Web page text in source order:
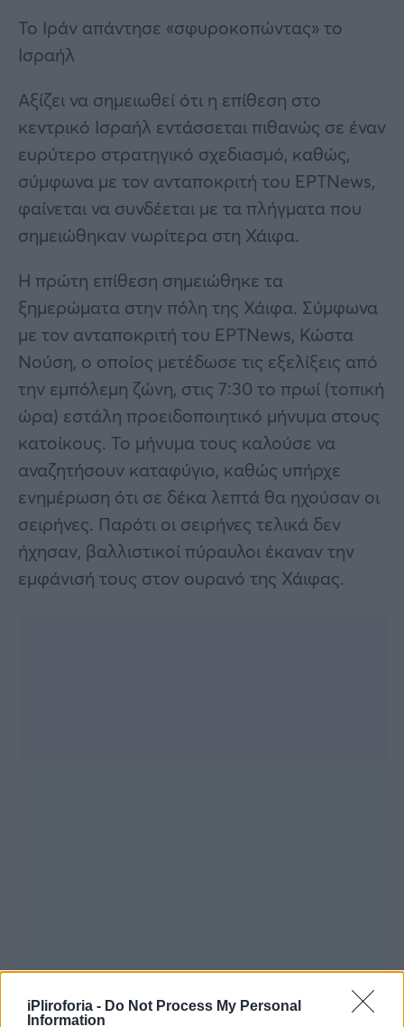
iPliroforia - Do Not Process My Personal
Information
Το Ιράν απάντησε «σφυροκοπώντας» το
Ισραήλ
Αξίζει να σημειωθεί ότι η επίθεση στο
κεντρικό Ισραήλ εντάσσεται πιθανώς σε έναν
ευρύτερο στρατηγικό σχεδιασμό, καθώς,
σύμφωνα με τον ανταποκριτή του ΕΡΤNews,
φαίνεται να συνδέεται με τα πλήγματα που
σημειώθηκαν νωρίτερα στη Χάιφα.
Η πρώτη επίθεση σημειώθηκε τα
ξημερώματα στην πόλη της Χάιφα. Σύμφωνα
με τον ανταποκριτή του ΕΡΤNews, Κώστα
Νούση, ο οποίος μετέδωσε τις εξελίξεις από
την εμπόλεμη ζώνη, στις 7:30 το πρωί (τοπική
ώρα) εστάλη προειδοποιητικό μήνυμα στους
κατοίκους. Το μήνυμα τους καλούσε να
αναζητήσουν καταφύγιο, καθώς υπήρχε
ενημέρωση ότι σε δέκα λεπτά θα ηχούσαν οι
σειρήνες. Παρότι οι σειρήνες τελικά δεν
ήχησαν, βαλλιστικοί πύραυλοι έκαναν την
εμφάνισή τους στον ουρανό της Χάιφας.